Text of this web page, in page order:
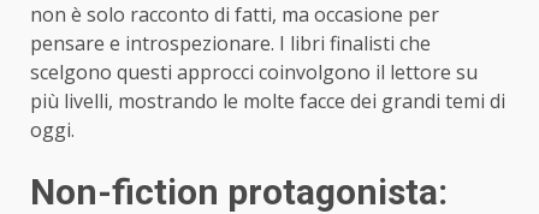
non è solo racconto di fatti, ma occasione per
pensare e introspezionare. I libri finalisti che
scelgono questi approcci coinvolgono il lettore su
più livelli, mostrando le molte facce dei grandi temi di
oggi.
Non-fiction protagonista: